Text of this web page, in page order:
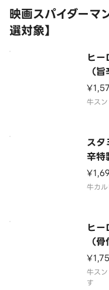
映画スパイダーマ
選対象】
ヒ
（
牛ス
スタ
辛特
牛カ
ヒ
（
牛ス
す